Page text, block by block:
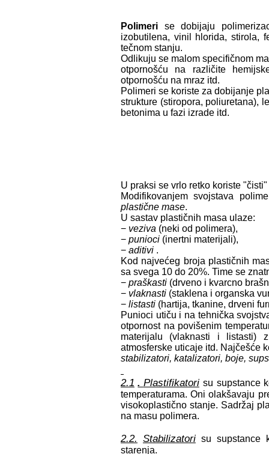
Polimeri se dobijaju
izobutilena, vinil hlorida, stirola,
tečnom stanju.
Odlikuju se malom specifičnom
otpornošću na različite
otpornošću na mraz itd.
Polimeri se koriste za dobijanje
strukture (stiropora, poliuretana),
betonima u fazi izrade itd.
U praksi se vrlo retko koriste
Modifikovanjem svojstava
plastične mase.
U sastav plastičnih masa ulaze:
− veziva (neki od polimera),
− punioci (inertni materijali),
− aditivi .
Kod najvećeg broja plastičnih
sa svega 10 do 20%. Time se
− praškasti (drveno i kvarcno
− vlaknasti (staklena i organska
− listasti (hartija, tkanine, drveni
Punioci utiču i na tehnička
otpornost na povišenim
materijalu (vlaknasti i listasti)
atmosferske uticaje itd. Najčešće
stabilizatori, katalizatori, boje,
2.1 . Plastifikatori su supstance
temperaturama. Oni olakšavaju
visokoplastično stanje. Sadržaj
na masu polimera.
2.2. Stabilizatorisu supstance
starenja.